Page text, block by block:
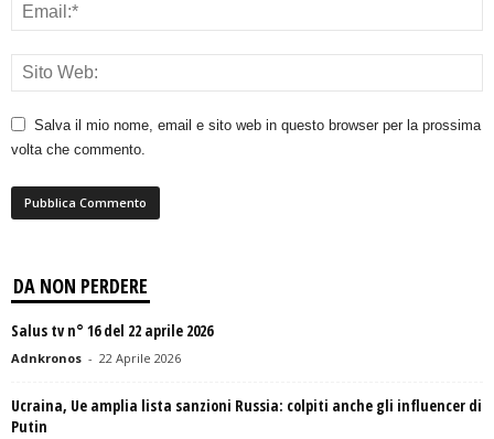
Salva il mio nome, email e sito web in questo browser per la prossima
volta che commento.
DA NON PERDERE
Salus tv n° 16 del 22 aprile 2026
Adnkronos - 22 Aprile 2026
Ucraina, Ue amplia lista sanzioni Russia: colpiti anche gli influencer di
Putin